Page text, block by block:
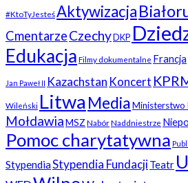
#KtoTyJesteśAktywizacja
CmentarzeCzechyDKP
Edukacja Filmy dokumentalne Francja
Jan Paweł II Kazachstan Koncert
Wileński Litwa MediaMinisterstwo
MołdawiaMSZ NabórNaddniestrze
Pomoc charytatywna
StypendiaStypendia FundacjiTeatr